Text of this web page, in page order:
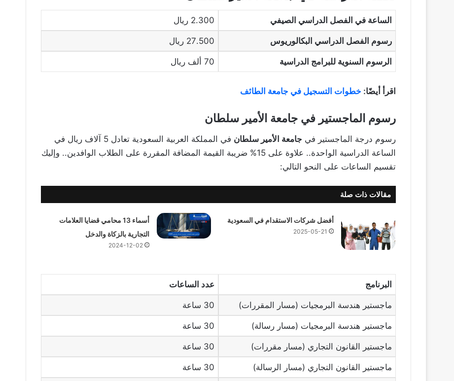
الساعة في الفصل الدراسي الصيفي 2.300 ريال
رسوم الفصل الدراسي البكالوريوس 27.500 ريال
الرسوم السنوية للبرامج الدراسية 70 ألف ريال
اقرأ أيضًا: خطوات التسجيل في جامعة الطائف
رسوم الماجستير في جامعة الأمير سلطان
رسوم درجة الماجستير في جامعة الأمير سلطان
في المملكة العربية السعودية تعادل 5 آلاف ريال في
الساعة الدراسية الواحدة.. علاوة على 15% ضريبة القيمة المضافة المقررة على الطلاب الوافدين.. وإليك
تقسيم الساعات على النحو التالي:
مقالات ذات صلة
أفضل شركات الاستقدام في السعودية
2025-05-21
أسماء 13 محامي قضايا العلامات
التجارية بالزكاة والدخل
2024-12-02
البرنامج عدد الساعات
ماجستير هندسة البرمجيات (مسار المقررات) 30 ساعة
ماجستير هندسة البرمجيات (مسار رسالة) 30 ساعة
ماجستير القانون التجاري (مسار مقررات) 30 ساعة
ماجستير القانون التجاري (مسار الرسالة) 30 ساعة